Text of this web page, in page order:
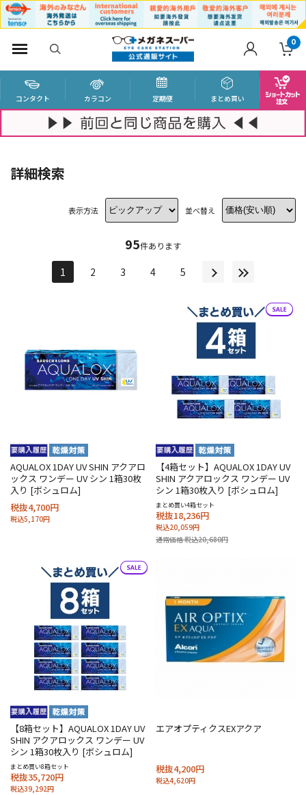
0
コンタクト カラコン 定期便 まとめ買い
詳細検索
表示方法 並べ替え
95件あります
1 2 3 4 5
AQUALOX 1DAY UV SHIN アクアロ
ックス ワンデー UV シン 1箱30枚
入り [ボシュロム]
税抜4,700円
税込5,170円
【4箱セット】AQUALOX 1DAY UV
SHIN アクアロックス ワンデー UV
シン 1箱30枚入り [ボシュロム]
まとめ買い4箱セット
税抜18,236円
税込20,059円
通常価格 税込20,680円
【8箱セット】AQUALOX 1DAY UV
SHIN アクアロックス ワンデー UV
シン 1箱30枚入り [ボシュロム]
まとめ買い8箱セット
税抜35,720円
税込39,292円
エアオプティクスEXアクア
税抜4,200円
税込4,620円